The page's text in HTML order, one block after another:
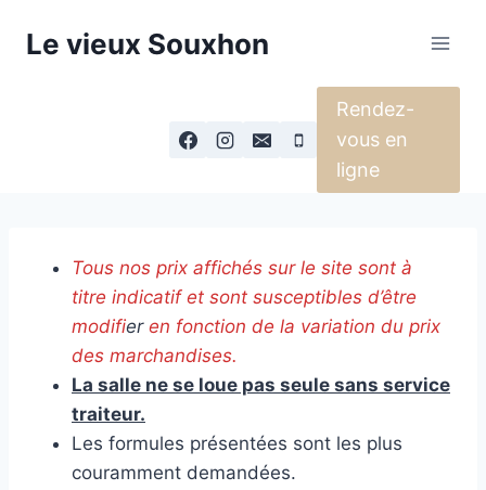
Le vieux Souxhon
Rendez-
vous en
ligne
Tous nos prix affichés sur le site sont à
titre indicatif et sont susceptibles d’être
modifier en fonction de la variation du prix
des marchandises.
La salle ne se loue pas seule sans service
traiteur.
Les formules présentées sont les plus
couramment demandées.